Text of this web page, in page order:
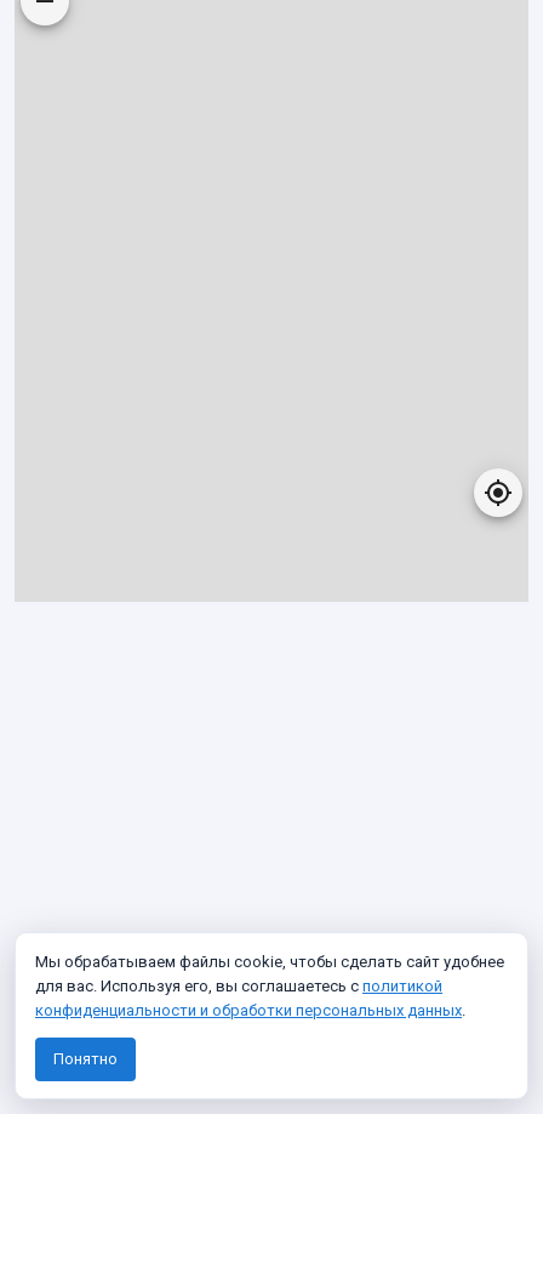
Мы обрабатываем файлы cookie, чтобы сделать сайт удобнее
для вас. Используя его, вы соглашаетесь с политикой
конфиденциальности и обработки персональных данных.
Понятно